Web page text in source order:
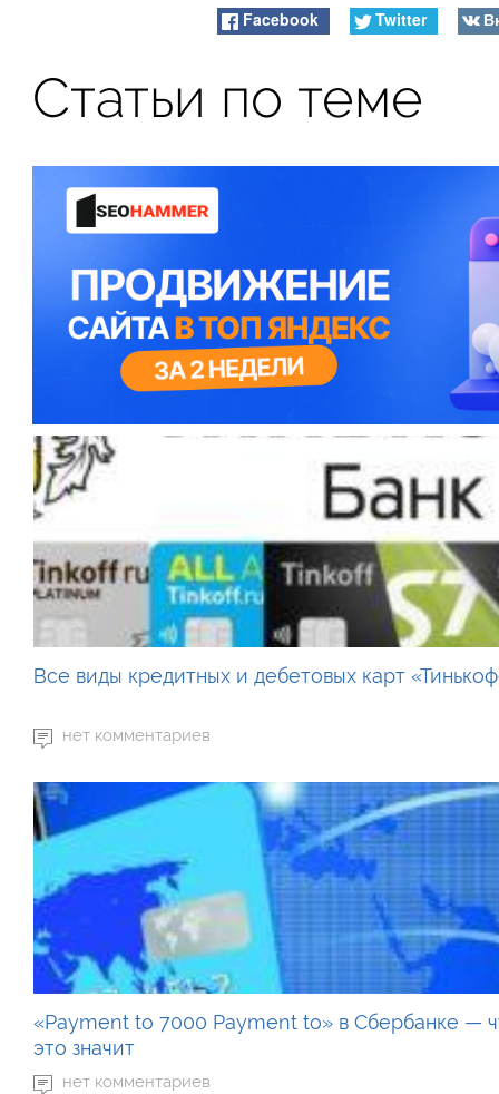
Facebook Twitter
Статьи по теме
Все виды кредитных и дебетовых карт
нет комментариев
«Payment to 7000 Payment to» в Сбербанке —
это значит
нет комментариев